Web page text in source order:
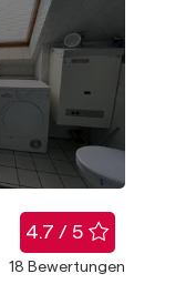
4.7 / 5
18 Bewertungen